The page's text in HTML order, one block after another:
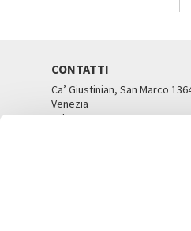
CONTATTI
Ca’ Giustinian, San Marco
Venezia
Tel. 041 5218711